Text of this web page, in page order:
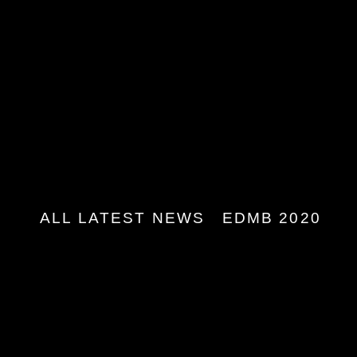
ALL LATEST NEWS EDMB 2020